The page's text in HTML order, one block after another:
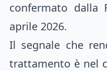
confermato dalla
aprile 2026.
Il segnale che
trattamento è nel